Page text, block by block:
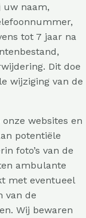
uw naam,
tot 7 jaar na
Dit doe
wijziging van de
websites en
potentiële
foto’s van de
ambulante
met eventueel
van de
Wij bewaren